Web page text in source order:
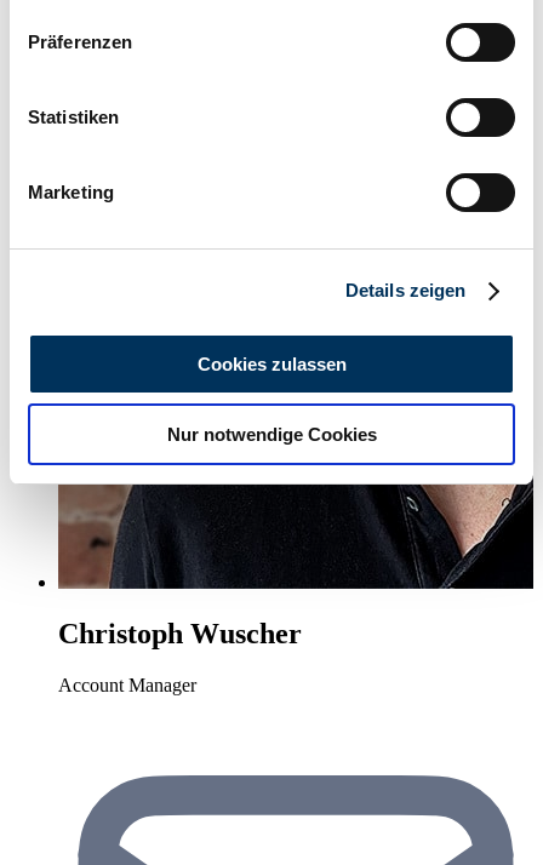
Informationen über Ihre geografische Lage
können
bestimmten Merkmalen (Fingerprinting) identifizieren
Erfahren Sie mehr darüber, wie Ihre persönlichen Daten
analysieren. Außerdem geben wir Informationen zu Ihrer
Verwendung unserer Website an unsere Partner für
soziale Medien, Werbung und Analysen weiter. Unsere
Partner führen diese Informationen möglicherweise mit
weiteren Daten zusammen, die Sie ihnen bereitgestellt
haben oder die sie im Rahmen Ihrer Nutzung der Dienste
gesammelt haben.
Datenschutzerklärung
Präferenzen
Statistiken
Marketing
Details zeigen
Cookies zulassen
Nur notwendige Cookies
Christoph Wuscher
Account Manager